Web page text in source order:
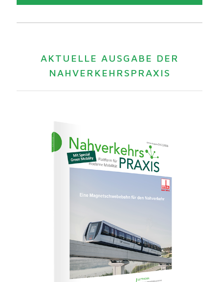
AKTUELLE AUSGABE DER
NAHVERKEHRSPRAXIS